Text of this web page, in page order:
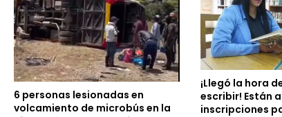
6 personas lesionadas en
volcamiento de microbús en la
¡Llegó la hora
escribir! Están
inscripciones